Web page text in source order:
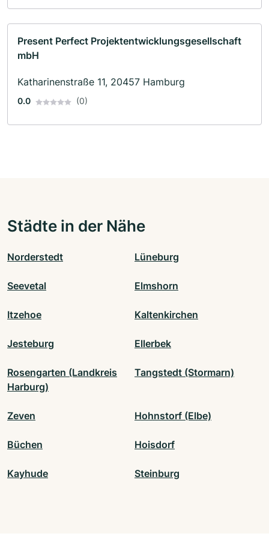
Present Perfect Projektentwicklungsgesellschaft
mbH
Katharinenstraße 11, 20457 Hamburg
0.0 (0)
Städte in der Nähe
Norderstedt Lüneburg
Seevetal Elmshorn
Itzehoe Kaltenkirchen
Jesteburg Ellerbek
Rosengarten (Landkreis
Harburg)
Tangstedt (Stormarn)
Zeven Hohnstorf (Elbe)
Büchen Hoisdorf
Kayhude Steinburg